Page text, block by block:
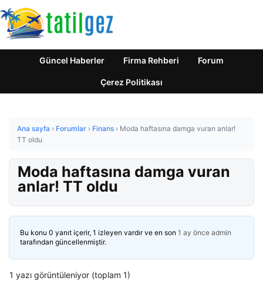
Güncel Haberler Firma Rehberi Forum
Çerez Politikası
Ana sayfa › Forumlar › Finans › Moda haftasına damga vuran anlar!
TT oldu
Moda haftasına damga vuran
anlar! TT oldu
Bu konu 0 yanıt içerir, 1 izleyen vardır ve en son 1 ay önce admin
tarafından güncellenmiştir.
1 yazı görüntüleniyor (toplam 1)